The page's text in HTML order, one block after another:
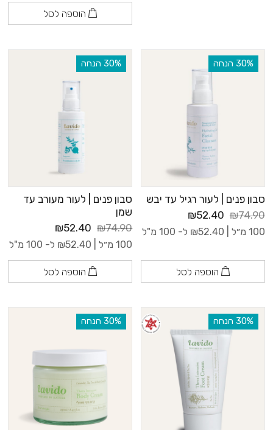
הוספה לסל
‫30% הנחה
סבון פנים | לעור רגיל עד יבש
₪74.90
₪52.40
100 מ״ל | ₪52.40 ל- 100 מ"ל
הוספה לסל
‫30% הנחה
סבון פנים | לעור מעורב עד
שמן
₪74.90
₪52.40
100 מ״ל | ₪52.40 ל- 100 מ"ל
הוספה לסל
‫30% הנחה ‫30% הנחה